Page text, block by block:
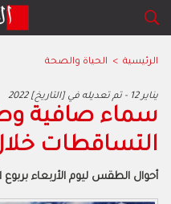
الرئيسية > الحياة والصحة
2022 يناير 12 - تم تعديله في [التاريخ]
سماء صافية
التساقطات
أحوال الطقس ليوم الأربعاء بربوع